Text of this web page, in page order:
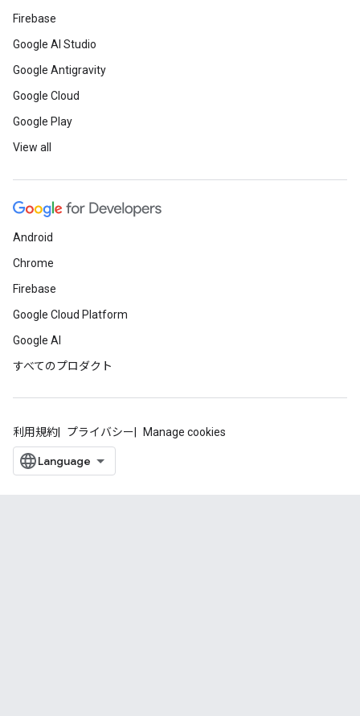
Firebase
Google AI Studio
Google Antigravity
Google Cloud
Google Play
View all
Android
Chrome
Firebase
Google Cloud Platform
Google AI
すべてのプロダクト
利用規約 プライバシー Manage cookies